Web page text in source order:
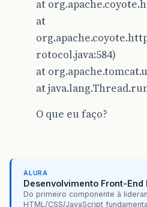
at
at
rotocol.java:584)
at
at
O que eu faço?
ALURA
Desenvolvimento Front-End
Do primeiro componente à
HTML/CSS/JavaScript